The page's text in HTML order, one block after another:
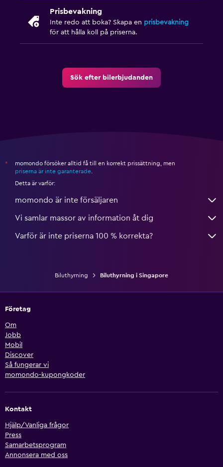
Prisbevakning
Inte redo att boka? Skapa en prisbevakning
för att hålla koll på priserna.
Sök efter bilerbjudanden
*
momondo försöker alltid få till en korrekt prissättning, men
priserna är inte garanterade.
Detta är varför:
momondo är inte försäljaren
Vi samlar massor av information åt dig
Varför är inte priserna 100 % korrekta?
Biluthyrning Biluthyrning i Singapore
Företag
Om
Jobb
Mobil
Discover
Så fungerar vi
momondo-kupongkoder
Kontakt
Hjälp/Vanliga frågor
Press
Samarbetsprogram
Annonsera med oss